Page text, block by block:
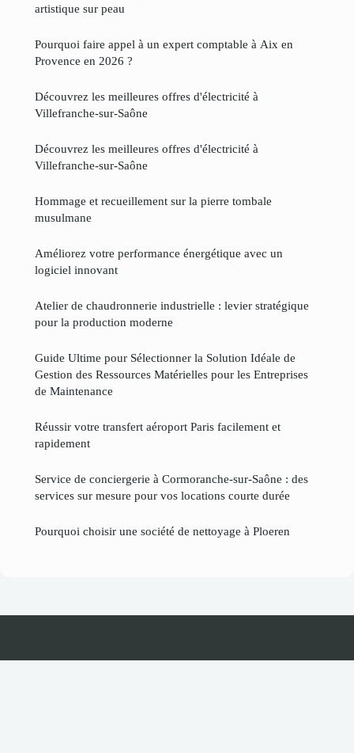
artistique sur peau
Pourquoi faire appel à un expert comptable à Aix en
Provence en 2026 ?
Découvrez les meilleures offres d'électricité à
Villefranche-sur-Saône
Découvrez les meilleures offres d'électricité à
Villefranche-sur-Saône
Hommage et recueillement sur la pierre tombale
musulmane
Améliorez votre performance énergétique avec un
logiciel innovant
Atelier de chaudronnerie industrielle : levier stratégique
pour la production moderne
Guide Ultime pour Sélectionner la Solution Idéale de
Gestion des Ressources Matérielles pour les Entreprises
de Maintenance
Réussir votre transfert aéroport Paris facilement et
rapidement
Service de conciergerie à Cormoranche-sur-Saône : des
services sur mesure pour vos locations courte durée
Pourquoi choisir une société de nettoyage à Ploeren